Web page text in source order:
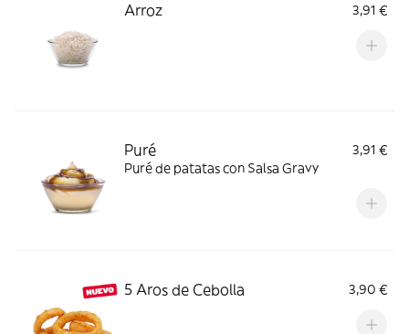
Arroz 3,91 €
Puré
3,91 €
Puré de patatas con Salsa Gravy
5 Aros de Cebolla 3,90 €